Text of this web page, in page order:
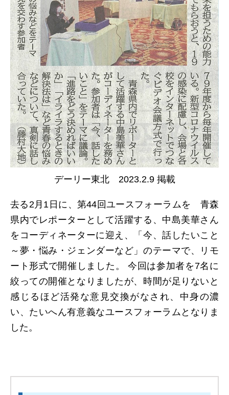
デーリー東北 2023.2.9 掲載
去る2月1日に、第44回ユースフォーラムを 青森
県内でレポーターとして活躍する、中島美華さん
をコーディネーターに迎え、「今、話したいこと
～夢・悩み・ジェンダーなど」のテーマで、リモ
ート形式で開催しました。 今回は参加者を7名に
絞っての開催となりましたが、時間が足りないと
感じるほど活発な意見交換がなされ、中身の濃
い、たいへん有意義なユースフォーラムとなりま
した。